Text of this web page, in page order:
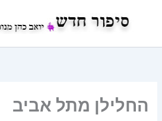
החלילן מתל אביב